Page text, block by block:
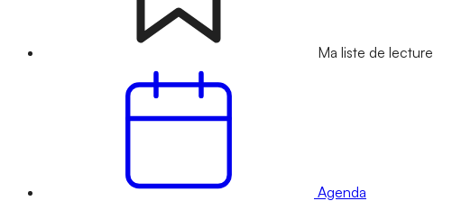
Ma liste de lecture
Agenda